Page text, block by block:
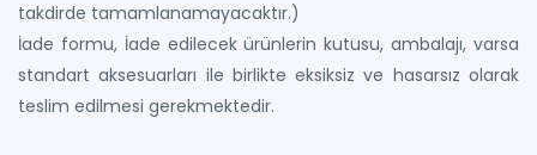
takdirde tamamlanamayacaktır.)
İade formu, İade edilecek ürünlerin kutusu, ambalajı, varsa
standart aksesuarları ile birlikte eksiksiz ve hasarsız olarak
teslim edilmesi gerekmektedir.